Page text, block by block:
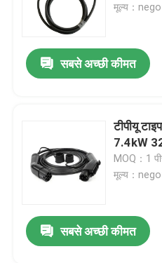
मूल्य：
सबसे अच्छी कीमत
टीपीयू
7.4kW
MOQ：1
मूल्य：
सबसे अच्छी कीमत